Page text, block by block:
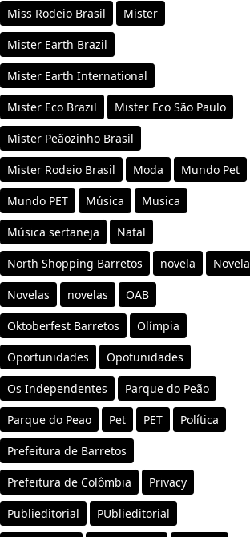
Miss Rodeio Brasil Mister
Mister Earth Brazil
Mister Earth International
Mister Eco Brazil Mister Eco São Paulo
Mister Peãozinho Brasil
Mister Rodeio Brasil Moda Mundo Pet
Mundo PET Música Musica
Música sertaneja Natal
North Shopping Barretos novela Novela
Novelas novelas OAB
Oktoberfest Barretos Olímpia
Oportunidades Opotunidades
Os Independentes Parque do Peão
Parque do Peao Pet PET Política
Prefeitura de Barretos
Prefeitura de Colômbia Privacy
Publieditorial PUblieditorial